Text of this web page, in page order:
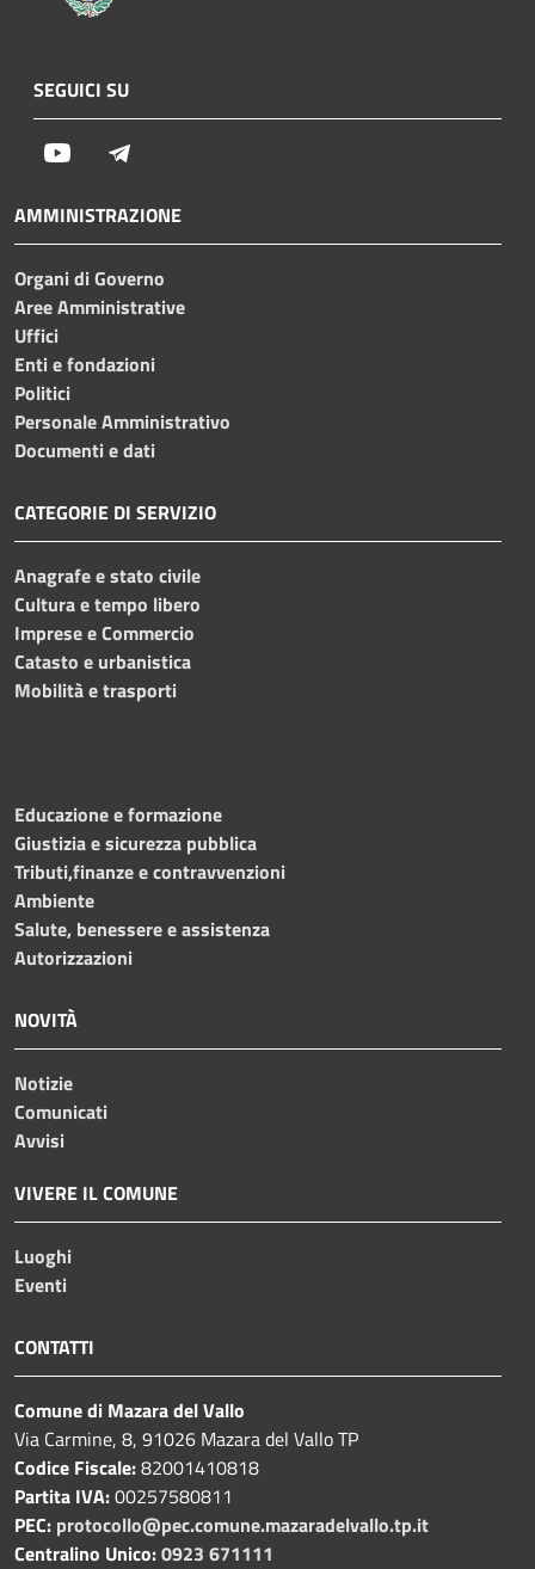
SEGUICI SU
Youtube
AMMINISTRAZIONE
Organi di Governo
Aree Amministrative
Uffici
Enti e fondazioni
Politici
Personale Amministrativo
Documenti e dati
CATEGORIE DI SERVIZIO
Anagrafe e stato civile
Cultura e tempo libero
Imprese e Commercio
Catasto e urbanistica
Mobilità e trasporti
Educazione e formazione
Giustizia e sicurezza pubblica
Tributi,finanze e contravvenzioni
Ambiente
Salute, benessere e assistenza
Autorizzazioni
NOVITÀ
Notizie
Comunicati
Avvisi
VIVERE IL COMUNE
Luoghi
Eventi
CONTATTI
Comune di Mazara del Vallo
Via Carmine, 8, 91026 Mazara del Vallo TP
Codice Fiscale:82001410818
Partita IVA:00257580811
PEC: protocollo@pec.comune.mazaradelvallo.tp.it
Centralino Unico:0923 671111